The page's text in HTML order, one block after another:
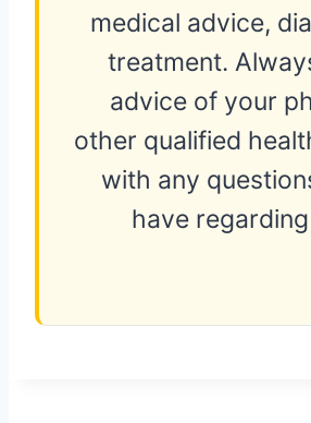
medical advice,
treatment.
advice of your
other qualified
with any
have